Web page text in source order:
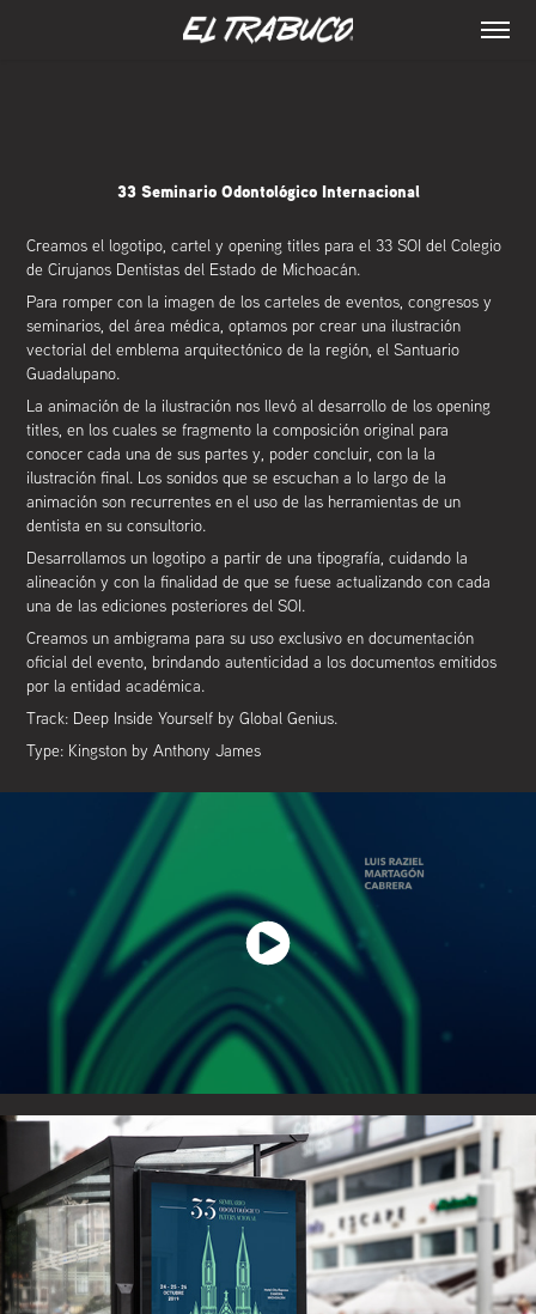
33 Seminario Odontológico Internacional
Creamos el logotipo, cartel y opening titles para el 33 SOI del Colegio
de Cirujanos Dentistas del Estado de Michoacán.
Para romper con la imagen de los carteles de eventos, congresos y
seminarios, del área médica, optamos por crear una ilustración
vectorial del emblema arquitectónico de la región, el Santuario
Guadalupano.
La animación de la ilustración nos llevó al desarrollo de los opening
titles, en los cuales se fragmento la composición original para
conocer cada una de sus partes y, poder concluir, con la la
ilustración final. Los sonidos que se escuchan a lo largo de la
animación son recurrentes en el uso de las herramientas de un
dentista en su consultorio.
Desarrollamos un logotipo a partir de una tipografía, cuidando la
alineación y con la finalidad de que se fuese actualizando con cada
una de las ediciones posteriores del SOI.
Creamos un ambigrama para su uso exclusivo en documentación
oficial del evento, brindando autenticidad a los documentos emitidos
por la entidad académica.
Track: Deep Inside Yourself by Global Genius.
Type: Kingston by Anthony James